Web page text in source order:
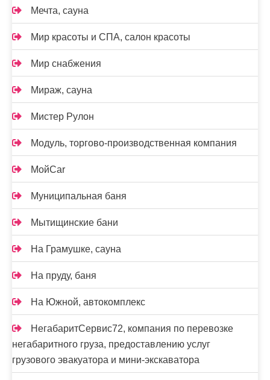
Мечта, сауна
Мир красоты и СПА, салон красоты
Мир снабжения
Мираж, сауна
Мистер Рулон
Модуль, торгово-производственная компания
МойCar
Муниципальная баня
Мытищинские бани
На Грамушке, сауна
На пруду, баня
На Южной, автокомплекс
НегабаритСервис72, компания по перевозке
негабаритного груза, предоставлению услуг
грузового эвакуатора и мини-экскаватора